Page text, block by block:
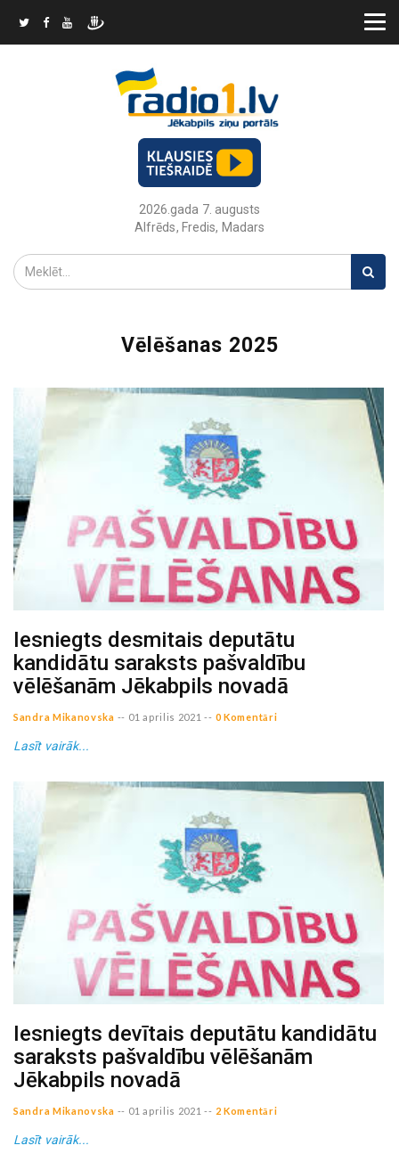
2026.gada 7. augusts
Alfrēds, Fredis, Madars
Vēlēšanas 2025
Iesniegts desmitais deputātu
kandidātu saraksts pašvaldību
vēlēšanām Jēkabpils novadā
Sandra Mikanovska -- 01 aprilis 2021 -- 0 Komentāri
Lasīt vairāk...
Iesniegts devītais deputātu kandidātu
saraksts pašvaldību vēlēšanām
Jēkabpils novadā
Sandra Mikanovska -- 01 aprilis 2021 -- 2 Komentāri
Lasīt vairāk...